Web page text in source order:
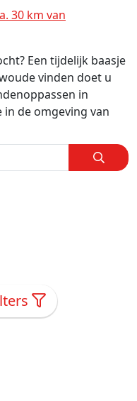
30 km van
Een tijdelijk baasje
vinden doet u
in
de omgeving van